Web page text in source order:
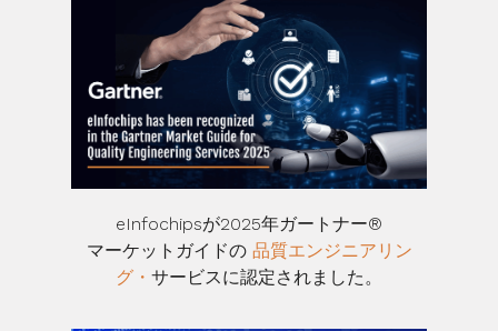
eInfochipsが2025年ガートナー®
マーケットガイドの品質エンジニアリン
グ・ サービスに認定されました。